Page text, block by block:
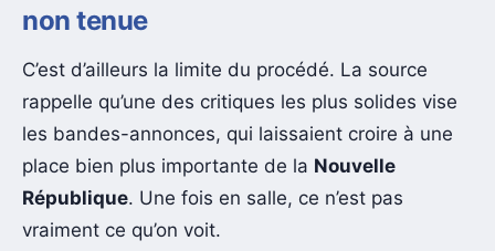
non tenue
C’est d’ailleurs la limite du procédé. La source
rappelle qu’une des critiques les plus solides vise
les bandes-annonces, qui laissaient croire à une
place bien plus importante de la Nouvelle
République. Une fois en salle, ce n’est pas
vraiment ce qu’on voit.